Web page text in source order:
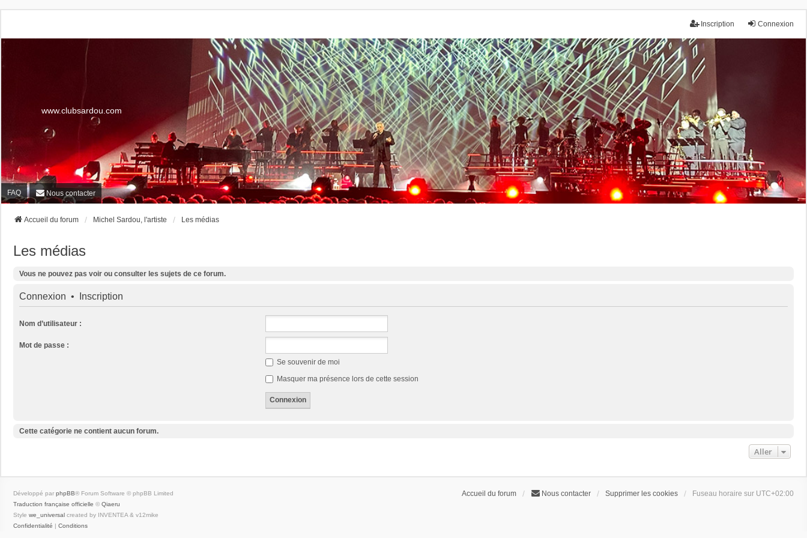
Connexion
Inscription
www.clubsardou.com
FAQ Nous contacter
Accueil du forum Michel Sardou, l'artiste Les médias
Les médias
Vous ne pouvez pas voir ou consulter les sujets de ce forum.
Connexion • Inscription
Nom d’utilisateur :
Mot de passe :
Se souvenir de moi
Masquer ma présence lors de cette session
Cette catégorie ne contient aucun forum.
Aller
Accueil du forum Nous contacter Supprimer les cookies Fuseau horaire sur UTC+02:00
Développé par phpBB® Forum Software © phpBB Limited
Traduction française officielle © Qiaeru
Style we_universal created by INVENTEA & v12mike
Confidentialité | Conditions